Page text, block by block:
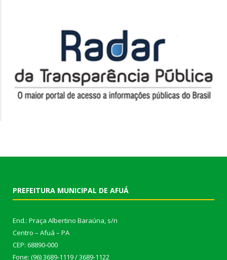
PREFEITURA MUNICIPAL DE AFUÁ
End.: Praça Albertino Baraúna, s/n
Centro – Afuá – PA
CEP: 68890-000
Fone: (96) 3689-1119 / 3689-1122